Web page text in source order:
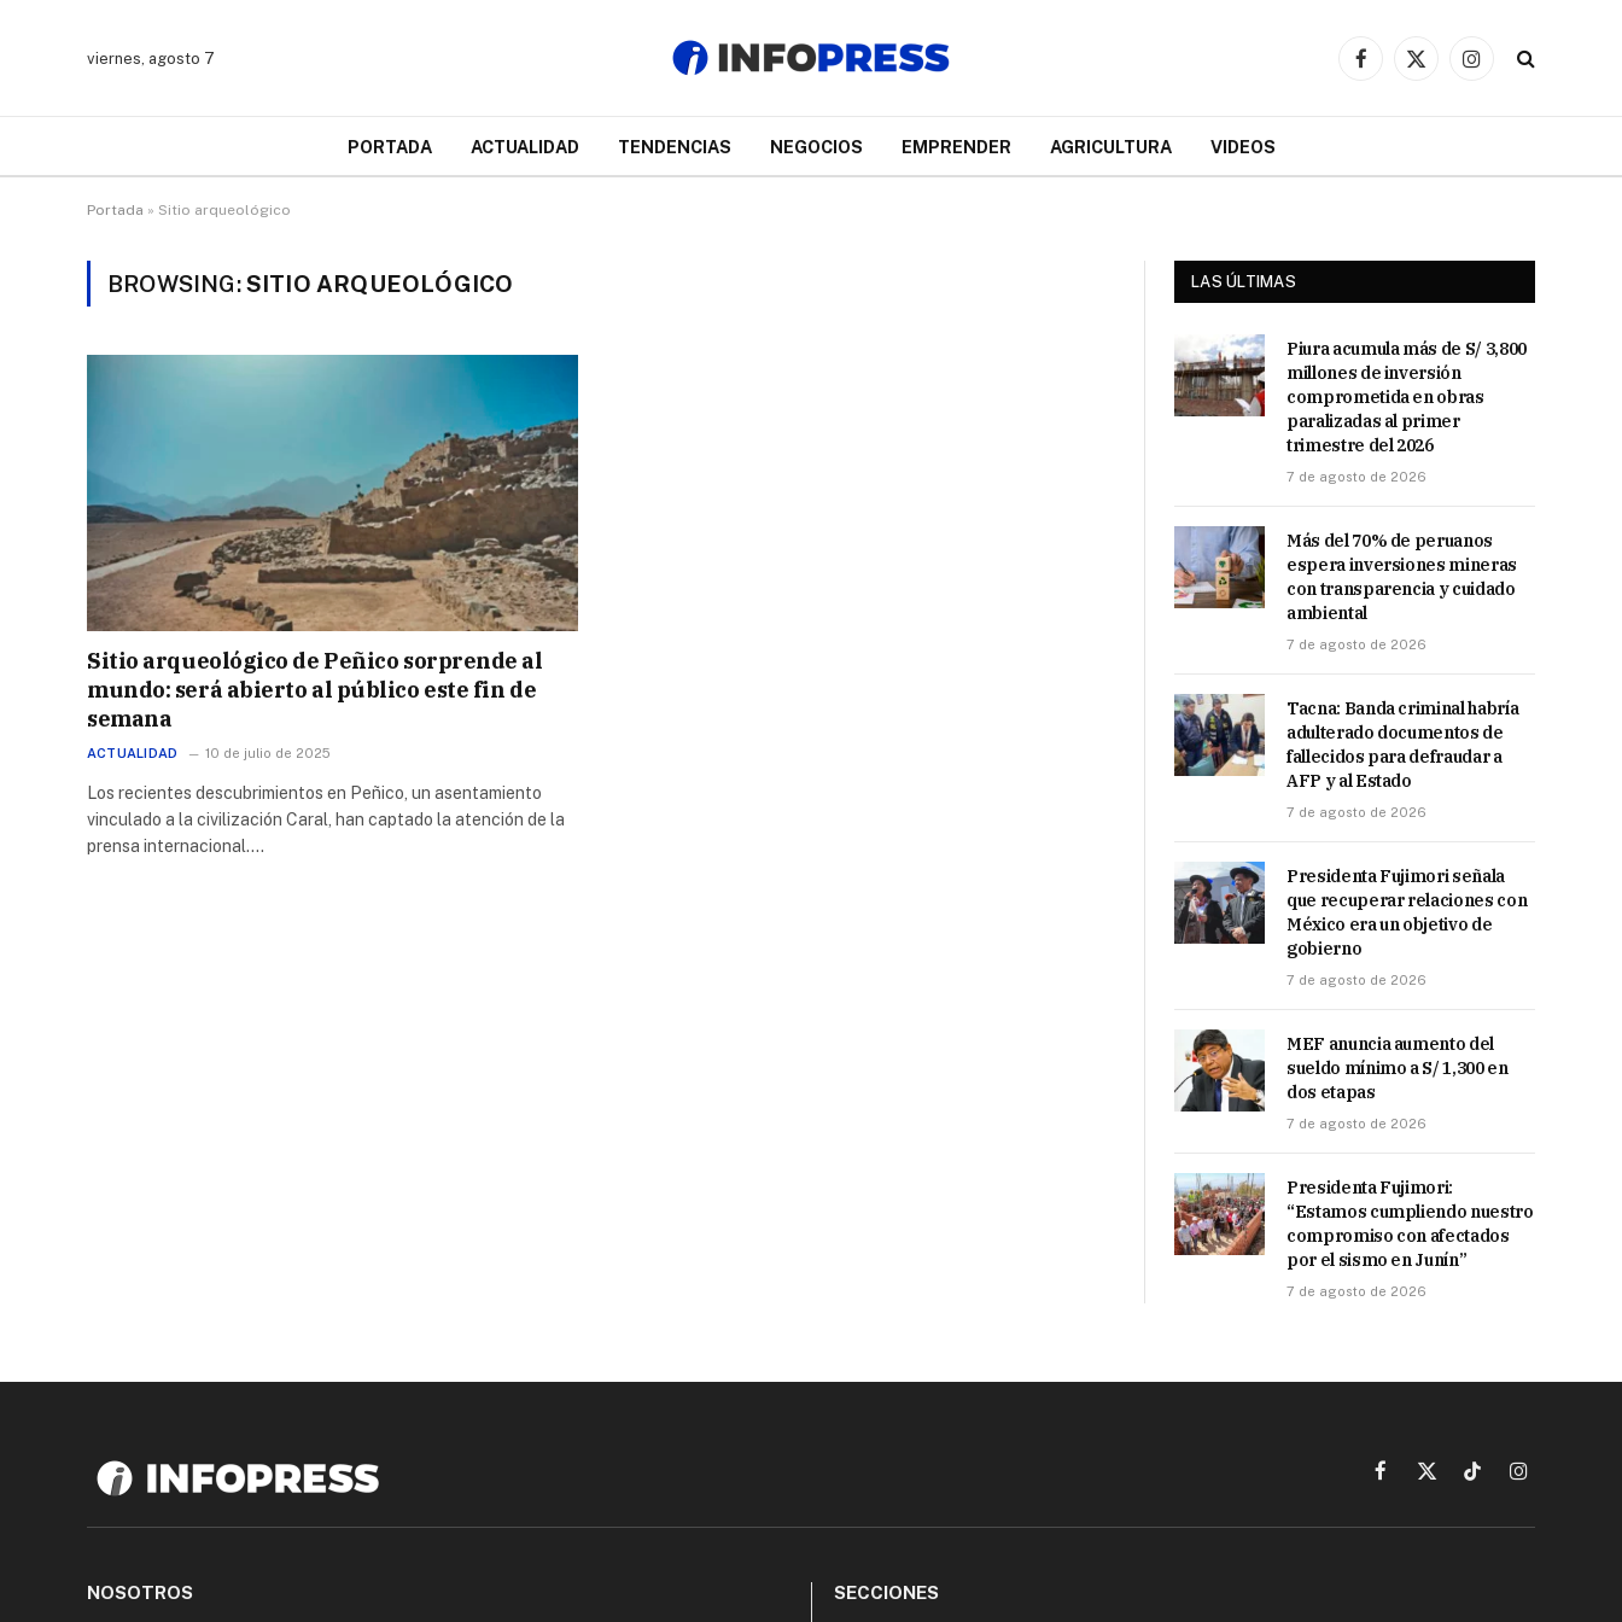
viernes, agosto 7
Facebook
X
Instagram
PORTADA ACTUALIDAD TENDENCIAS NEGOCIOS EMPRENDER AGRICULTURA VIDEOS
Portada » Sitio arqueológico
BROWSING:SITIO ARQUEOLÓGICO
Sitio arqueológico de Peñico sorprende al
mundo: será abierto al público este fin de
semana
ACTUALIDAD 10 de julio de 2025
Los recientes descubrimientos en Peñico, un asentamiento
vinculado a la civilización Caral, han captado la atención de la
prensa internacional.…
LAS ÚLTIMAS
Piura acumula más de S/ 3,800
millones de inversión
comprometida en obras
paralizadas al primer
trimestre del 2026
7 de agosto de 2026
Más del 70% de peruanos
espera inversiones mineras
con transparencia y cuidado
ambiental
7 de agosto de 2026
Tacna: Banda criminal habría
adulterado documentos de
fallecidos para defraudar a
AFP y al Estado
7 de agosto de 2026
Presidenta Fujimori señala
que recuperar relaciones con
México era un objetivo de
gobierno
7 de agosto de 2026
MEF anuncia aumento del
sueldo mínimo a S/ 1,300 en
dos etapas
7 de agosto de 2026
Presidenta Fujimori:
“Estamos cumpliendo nuestro
compromiso con afectados
por el sismo en Junín”
7 de agosto de 2026
Facebook
X
TikTokInstagram
NOSOTROS SECCIONES